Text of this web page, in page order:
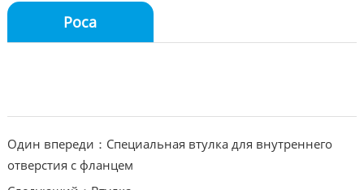
Роса
Один впереди：Специальная втулка для внутреннего
отверстия с фланцем